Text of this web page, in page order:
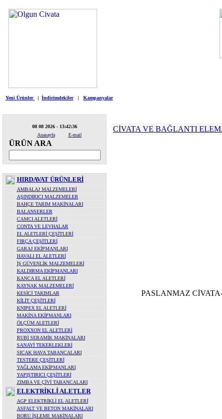
Yeni Ürünler | İndirimdekiler | Kampanyalar
08 08 2026 - 13:42:36
Anasayfa
E-mail
ÜRÜN ARA
HIRDAVAT ÜRÜNLERİ
AMBALAJ MALZEMELERİ
AŞINDIRICI MALZEMELER
BAHÇE TARIM MAKİNALARI
BALANSERLER
CAMCI ALETLERİ
CONTA VE LEVHALAR
EL ALETLERİ ÇEŞİTLERİ
FIRÇA ÇEŞİTLERİ
GARAJ EKİPMANLARI
HAVALI EL ALETLERİ
İŞ GÜVENLİK MALZEMELERİ
KALDIRMA EKİPMANLARI
KANCA EL ALETLERİ
KAYNAK MALZEMELERİ
KESİCİ TAKIMLAR
KİLİT ÇEŞİTLERİ
KNIPEX EL ALETLERİ
MAKİNA EKİPMANLARI
ÖLÇÜM ALETLERİ
PROXXON EL ALETLERİ
RUBİ SERAMİK MAKİNALARI
SANAYİ TEKERLEKLERİ
SICAK HAVA TABANCALARI
TESTERE ÇEŞİTLERİ
YAĞLAMA EKİPMANLARI
YAPIŞTIRICI ÇEŞİTLERİ
ZIMBA VE ÇİVİ TABANCALARI
ELEKTRİKLİ ALETLER
AGP ELEKTRİKLİ EL ALETLERİ
ASFALT VE BETON MAKİNALARI
BORU İŞLEME MAKİNALARI
CİVATA VE BAĞLANTI
PASLANMAZ